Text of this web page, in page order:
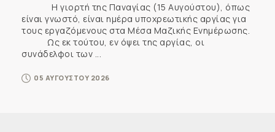
Η γιορτή της Παναγίας (15 Αυγούστου), όπως
είναι γνωστό, είναι ημέρα υποχρεωτικής αργίας για
τους εργαζόμενους στα Μέσα Μαζικής Ενημέρωσης.
Ως εκ τούτου, εν όψει της αργίας, οι
συνάδελφοι των ...
05 ΑΥΓΟΥΣΤΟΥ 2026